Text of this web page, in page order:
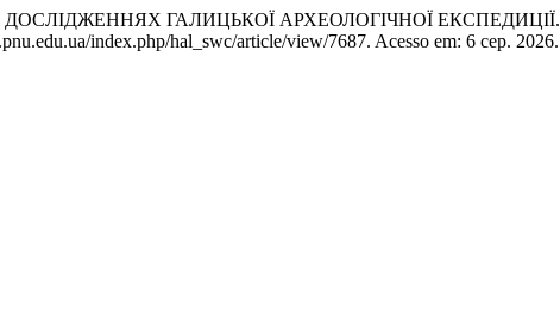
ГАЛИЦЬКОЇ АРХЕОЛОГІЧНОЇ ЕКСПЕДИЦІЇ.
index.php/hal_swc/article/view/7687. Acesso em: 6 сер. 2026.